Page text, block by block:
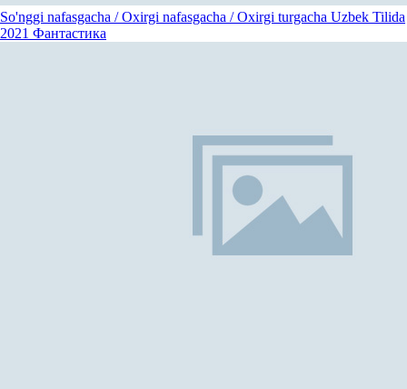
So'nggi nafasgacha / Oxirgi nafasgacha / Oxirgi turgacha Uzbek Tilida
2021 Фантастика